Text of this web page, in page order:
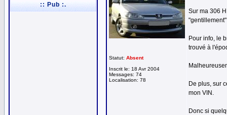
:: Pub :.
Statut: Absent
Inscrit le: 18 Avr 2004
Messages: 74
Localisation: 78
Sur ma 306
Pour info, le
trouvé à
De plus, sur
mon VIN.
Donc si